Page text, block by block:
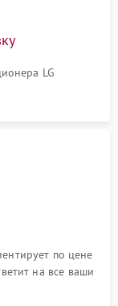
LG
по цене
на все ваши